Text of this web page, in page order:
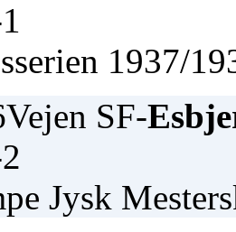
1937/
Vejen SF-
Jysk